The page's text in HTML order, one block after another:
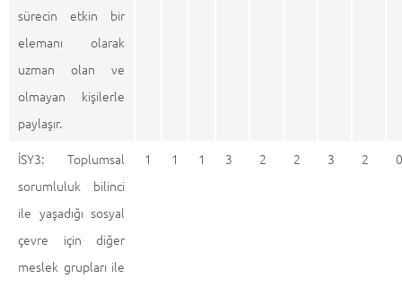
sürecin etkin bir
elemanı olarak
uzman olan ve
olmayan kişilerle
paylaşır.
İSY3: Toplumsal
sorumluluk bilinci
ile yaşadığı sosyal
çevre için diğer
meslek grupları ile
1 1 1 3 2 2 3 2 0